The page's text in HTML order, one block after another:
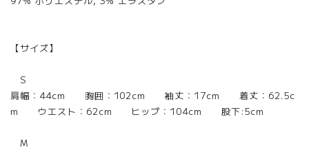
【サイズ】
S
肩幅：44cm 胸囲：102cm 袖丈：17cm 着丈：62.5c
m ウエスト：62cm ヒップ：104cm 股下:5cm
M